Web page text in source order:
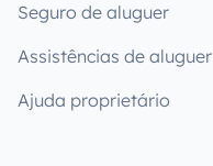
Seguro de aluguer
Assistências de aluguer
Ajuda proprietário